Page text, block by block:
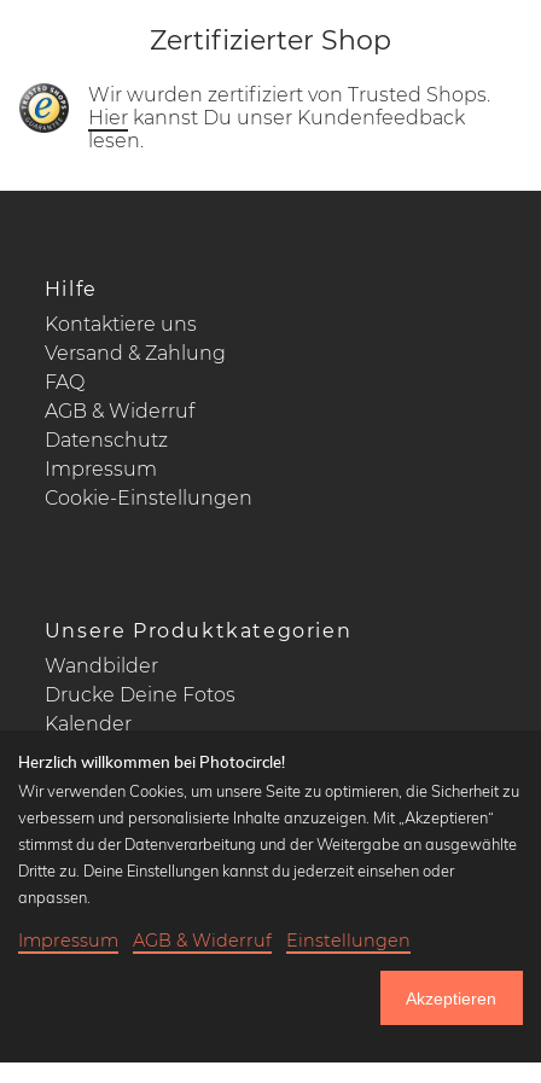
Bis Donnerstag: 20% Rabatt auf alle Bilder
Zertifizierter Shop
Wir wurden zertifiziert von Trusted Shops.
Hier kannst Du unser Kundenfeedback
lesen.
Hilfe
Kontaktiere uns
Versand & Zahlung
FAQ
AGB & Widerruf
Datenschutz
Impressum
Cookie-Einstellungen
Unsere Produktkategorien
Wandbilder
Drucke Deine Fotos
Kalender
Beliebte Kollektionen
Wandbilder in schwarz-weiß
Klassiker der Kunstgeschichte
Herzlich willkommen bei Photocircle!
Wir verwenden Cookies, um unsere Seite zu optimieren, die Sicherheit zu
verbessern und personalisierte Inhalte anzuzeigen. Mit „Akzeptieren“
stimmst du der Datenverarbeitung und der Weitergabe an ausgewählte
Dritte zu. Deine Einstellungen kannst du jederzeit einsehen oder
anpassen.
Impressum AGB & Widerruf Einstellungen
Akzeptieren